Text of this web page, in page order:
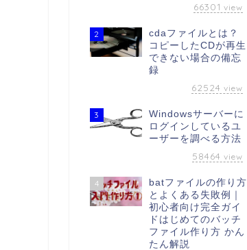
66301 view
2
cdaファイルとは？
コピーしたCDが再生
できない場合の備忘
録
62524 view
3
Windowsサーバーに
ログインしているユ
ーザーを調べる方法
58464 view
4
batファイルの作り方
とよくある失敗例｜
初心者向け完全ガイ
ドはじめてのバッチ
ファイル作り方 かん
たん解説